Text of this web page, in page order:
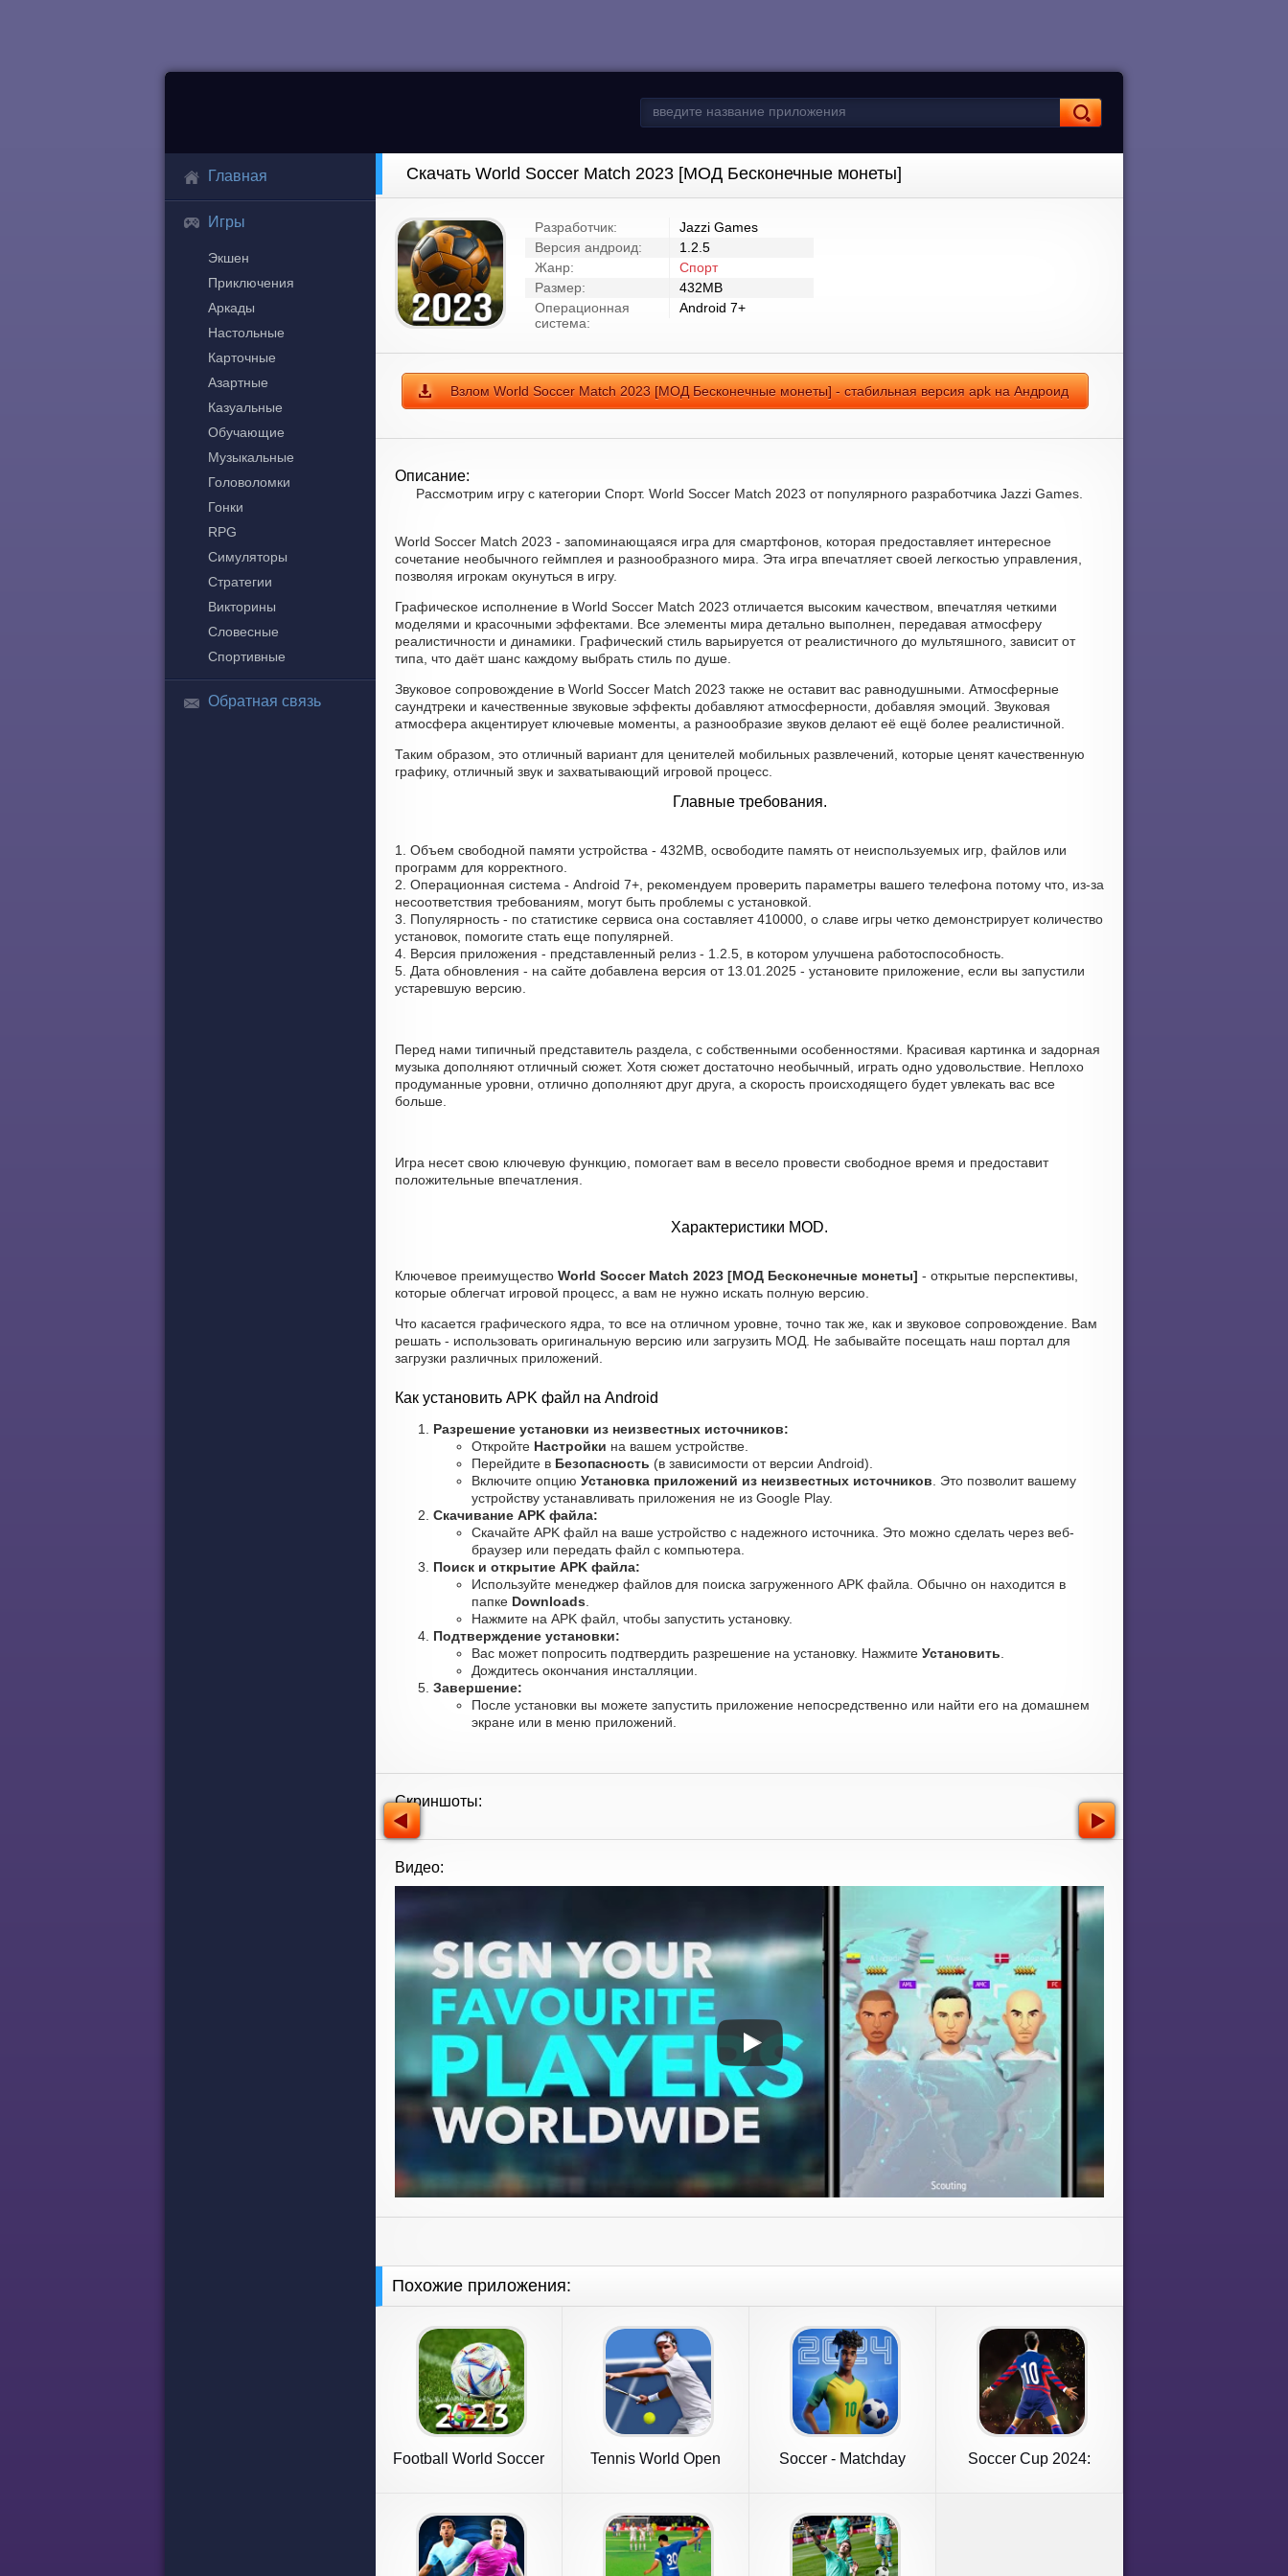
Главная
Игры
Экшен
Приключения
Аркады
Настольные
Карточные
Азартные
Казуальные
Обучающие
Музыкальные
Головоломки
Гонки
RPG
Симуляторы
Стратегии
Викторины
Словесные
Спортивные
Обратная связь
Скачать World Soccer Match 2023 [МОД Бесконечные монеты]
Разработчик:
Jazzi Games
Версия андроид:
1.2.5
Жанр:
Спорт
Размер:
432MB
Операционная
система:
Android 7+
Взлом World Soccer Match 2023 [МОД Бесконечные монеты] - стабильная версия apk на Андроид
Описание:
Рассмотрим игру с категории Спорт. World Soccer Match 2023 от популярного разработчика Jazzi Games.
World Soccer Match 2023 - запоминающаяся игра для смартфонов, которая предоставляет интересное
сочетание необычного геймплея и разнообразного мира. Эта игра впечатляет своей легкостью управления,
позволяя игрокам окунуться в игру.
Графическое исполнение в World Soccer Match 2023 отличается высоким качеством, впечатляя четкими
моделями и красочными эффектами. Все элементы мира детально выполнен, передавая атмосферу
реалистичности и динамики. Графический стиль варьируется от реалистичного до мультяшного, зависит от
типа, что даёт шанс каждому выбрать стиль по душе.
Звуковое сопровождение в World Soccer Match 2023 также не оставит вас равнодушными. Атмосферные
саундтреки и качественные звуковые эффекты добавляют атмосферности, добавляя эмоций. Звуковая
атмосфера акцентирует ключевые моменты, а разнообразие звуков делают её ещё более реалистичной.
Таким образом, это отличный вариант для ценителей мобильных развлечений, которые ценят качественную
графику, отличный звук и захватывающий игровой процесс.
Главные требования.
1. Объем свободной памяти устройства - 432MB, освободите память от неиспользуемых игр, файлов или
программ для корректного.
2. Операционная система - Android 7+, рекомендуем проверить параметры вашего телефона потому что, из-за
несоответствия требованиям, могут быть проблемы с установкой.
3. Популярность - по статистике сервиса она составляет 410000, о cлаве игры четко демонстрирует количество
установок, помогите стать еще популярней.
4. Версия приложения - представленный релиз - 1.2.5, в котором улучшена работоспособность.
5. Дата обновления - на сайте добавлена версия от 13.01.2025 - установите приложение, если вы запустили
устаревшую версию.
Перед нами типичный представитель раздела, с собственными особенностями. Красивая картинка и задорная
музыка дополняют отличный сюжет. Хотя сюжет достаточно необычный, играть одно удовольствие. Неплохо
продуманные уровни, отлично дополняют друг друга, а скорость происходящего будет увлекать вас все
больше.
Игра несет свою ключевую функцию, помогает вам в весело провести свободное время и предоставит
положительные впечатления.
Характеристики MOD.
Ключевое преимущество World Soccer Match 2023 [МОД Бесконечные монеты] - открытые перспективы,
которые облегчат игровой процесс, а вам не нужно искать полную версию.
Что касается графического ядра, то все на отличном уровне, точно так же, как и звуковое сопровождение. Вам
решать - использовать оригинальную версию или загрузить МОД. Не забывайте посещать наш портал для
загрузки различных приложений.
Как установить APK файл на Android
Разрешение установки из неизвестных источников:
Откройте Настройки на вашем устройстве.
Перейдите в Безопасность (в зависимости от версии Android).
Включите опцию Установка приложений из неизвестных источников . Это позволит вашему
устройству устанавливать приложения не из Google Play.
Скачивание APK файла:
Скачайте APK файл на ваше устройство с надежного источника. Это можно сделать через веб-
браузер или передать файл с компьютера.
Поиск и открытие APK файла:
Используйте менеджер файлов для поиска загруженного APK файла. Обычно он находится в
папке Downloads
Нажмите на APK файл, чтобы запустить установку.
Подтверждение установки:
Вас может попросить подтвердить разрешение на установку. Нажмите Установить
Дождитесь окончания инсталляции.
Завершение:
После установки вы можете запустить приложение непосредственно или найти его на домашнем
экране или в меню приложений.
Скриншоты:
Видео:
Похожие приложения:
Football World Soccer
Tennis World Open
Soccer - Matchday
Soccer Cup 2024: